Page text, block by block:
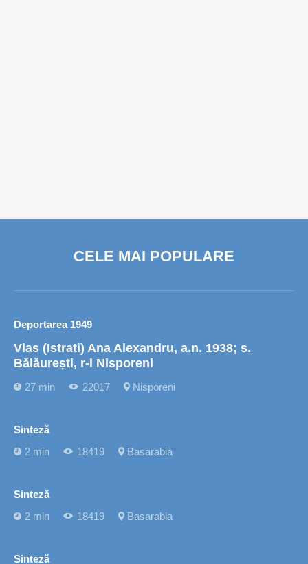
CELE MAI POPULARE
Deportarea 1949
Vlas (Istrati) Ana Alexandru, a.n. 1938; s.
Bălăurești, r-l Nisporeni
27 min 22017 Nisporeni
Sinteză
2 min
18419 Basarabia
Sinteză
2 min
18419 Basarabia
Sinteză